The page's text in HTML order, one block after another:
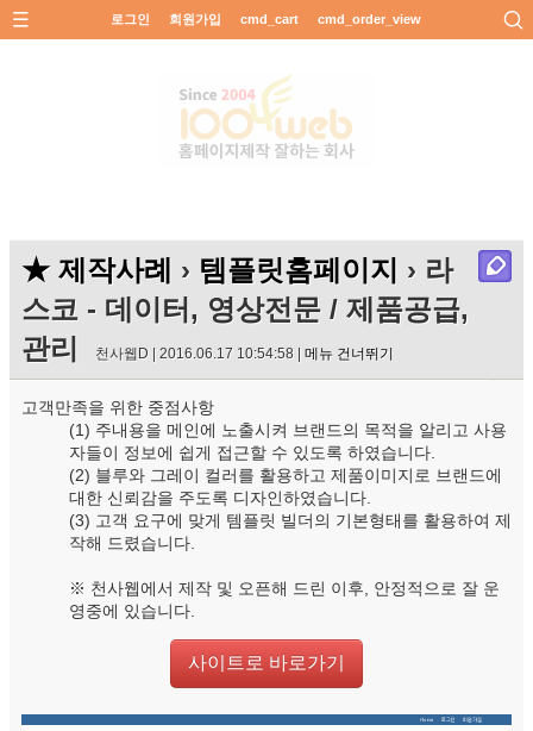
로그인 회원가입 cmd_cart cmd_order_view
★ 제작사례 › 템플릿홈페이지 › 라
스코 - 데이터, 영상전문 / 제품공급,
관리
천사웹D | 2016.06.17 10:54:58 | 메뉴 건너뛰기
고객만족을 위한 중점사항
(1) 주내용을 메인에 노출시켜 브랜드의 목적을 알리고 사용
자들이 정보에 쉽게 접근할 수 있도록 하였습니다.
(2) 블루와 그레이 컬러를 활용하고 제품이미지로 브랜드에
대한 신뢰감을 주도록 디자인하였습니다.
(3) 고객 요구에 맞게 템플릿 빌더의 기본형태를 활용하여 제
작해 드렸습니다.
※ 천사웹에서 제작 및 오픈해 드린 이후, 안정적으로 잘 운
영중에 있습니다.
사이트로 바로가기